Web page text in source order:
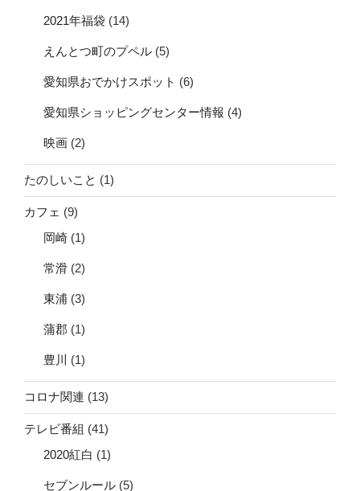
2021年福袋 (14)
えんとつ町のプペル (5)
愛知県おでかけスポット (6)
愛知県ショッピングセンター情報 (4)
映画 (2)
たのしいこと (1)
カフェ (9)
岡崎 (1)
常滑 (2)
東浦 (3)
蒲郡 (1)
豊川 (1)
コロナ関連 (13)
テレビ番組 (41)
2020紅白 (1)
セブンルール (5)